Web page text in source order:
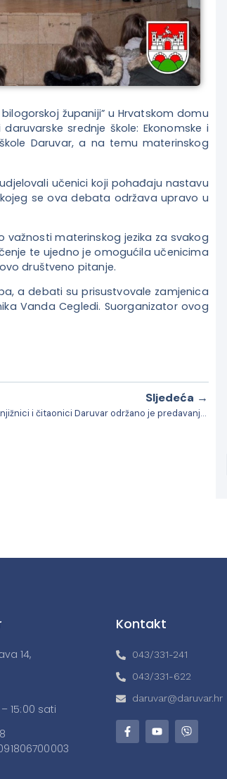
županiji” u Hrvatskom domu
srednje škole: Ekonomske i
Daruvar, a na temu materinskog
učenici koji pohađaju nastavu
se ova debata održava upravo u
materinskog jezika za svakog
te ujedno je omogućila učenicima
društveno pitanje.
a debati su prisustvovale zamjenica
Vanda Cegledi. Suorganizator ovog
Sljedeća →
U Pučkoj knjižnici i čitaonici Daruvar održano je predavanje pod nazivom “Sretan roditelj = dobar roditelj”
14,
15:00 sati
Kontakt
043/331-241
043/331-622
daruvar@daruvar.hr